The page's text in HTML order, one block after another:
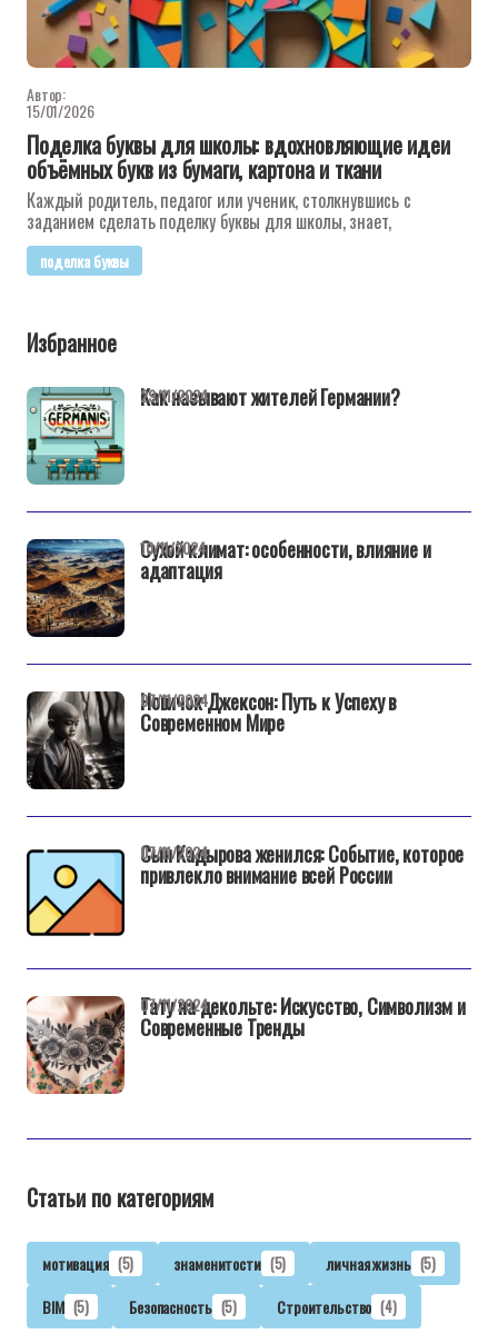
Автор:
15/01/2026
Поделка буквы для школы: вдохновляющие идеи
объёмных букв из бумаги, картона и ткани
Каждый родитель, педагог или ученик, столкнувшись с
заданием сделать поделку буквы для школы, знает,
поделка буквы
Избранное
Как называют жителей Германии?
29/11/2024
Сухой климат: особенности, влияние и
адаптация
10/11/2024
Новичок Джексон: Путь к Успеху в
Современном Мире
07/11/2024
Сын Кадырова женился: Событие, которое
привлекло внимание всей России
07/11/2024
Тату на декольте: Искусство, Символизм и
Современные Тренды
07/11/2024
Статьи по категориям
мотивация (5) знаменитости (5) личная жизнь (5)
BIM (5) Безопасность (5) Строительство (4)